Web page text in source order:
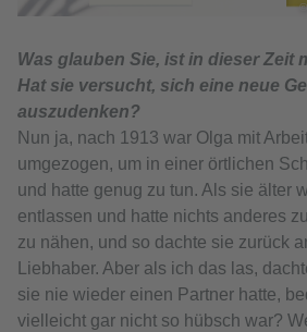
©
Was glauben Sie, ist in dieser Zeit
Hat sie versucht, sich eine neue
auszudenken?
Nun ja, nach 1913 war Olga mit
umgezogen, um in einer örtlichen
und hatte genug zu tun. Als sie älter
entlassen und hatte nichts anderes
zu nähen, und so dachte sie zurück
Liebhaber. Aber als ich das las,
sie nie wieder einen Partner hatte,
vielleicht gar nicht so hübsch war?